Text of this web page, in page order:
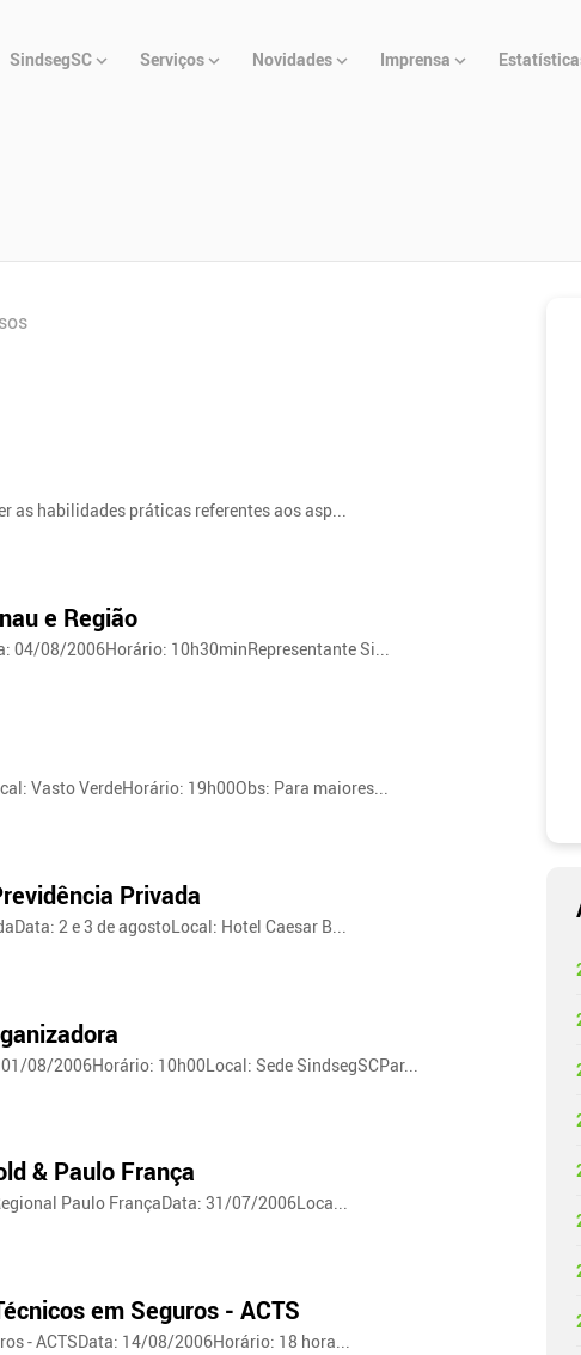
SindsegSC Serviços Novidades Imprensa
as habilidades práticas referentes aos asp...
e Região
04/08/2006Horário: 10h30minRepresentante Si...
Vasto VerdeHorário: 19h00Obs: Para maiores...
Privada
2 e 3 de agostoLocal: Hotel Caesar B...
08/2006Horário: 10h00Local: Sede SindsegSCPar...
& Paulo França
Paulo FrançaData: 31/07/2006Loca...
em Seguros - ACTS
- ACTSData: 14/08/2006Horário: 18 hora...